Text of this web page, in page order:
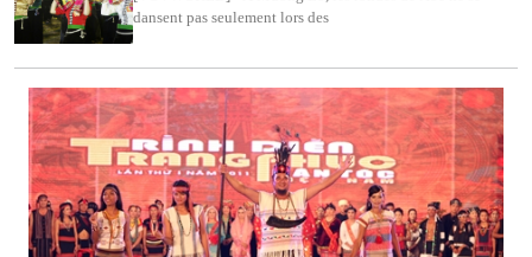
dansent pas seulement lors des